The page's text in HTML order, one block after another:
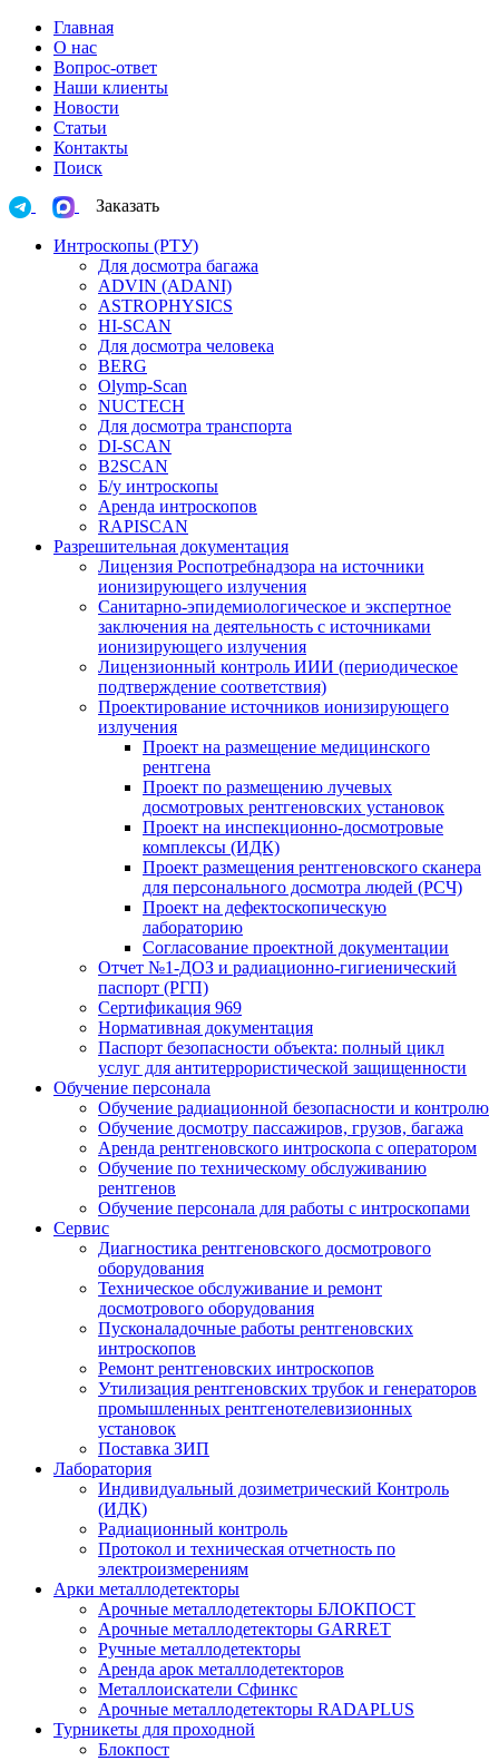
Главная
О нас
Вопрос-ответ
Наши клиенты
Новости
Статьи
Контакты
Поиск
Заказать
Интроскопы (РТУ)
Для досмотра багажа
ADVIN (ADANI)
ASTROPHYSICS
HI-SCAN
Для досмотра человека
BERG
Olymp-Scan
NUCTECH
Для досмотра транспорта
DI-SCAN
B2SCAN
Б/у интроскопы
Аренда интроскопов
RAPISCAN
Разрешительная документация
Лицензия Роспотребнадзора на источники
ионизирующего излучения
Санитарно-эпидемиологическое и экспертное
заключения на деятельность с источниками
ионизирующего излучения
Лицензионный контроль ИИИ (периодическое
подтверждение соответствия)
Проектирование источников ионизирующего
излучения
Проект на размещение медицинского
рентгена
Проект по размещению лучевых
досмотровых рентгеновских установок
Проект на инспекционно-досмотровые
комплексы (ИДК)
Проект размещения рентгеновского сканера
для персонального досмотра людей (РСЧ)
Проект на дефектоскопическую
лабораторию
Согласование проектной документации
Отчет №1-ДОЗ и радиационно-гигиенический
паспорт (РГП)
Сертификация 969
Нормативная документация
Паспорт безопасности объекта: полный цикл
услуг для антитеррористической защищенности
Обучение персонала
Обучение радиационной безопасности и контролю
Обучение досмотру пассажиров, грузов, багажа
Аренда рентгеновского интроскопа с оператором
Обучение по техническому обслуживанию
рентгенов
Обучение персонала для работы с интроскопами
Сервис
Диагностика рентгеновского досмотрового
оборудования
Техническое обслуживание и ремонт
досмотрового оборудования
Пусконаладочные работы рентгеновских
интроскопов
Ремонт рентгеновских интроскопов
Утилизация рентгеновских трубок и генераторов
промышленных рентгенотелевизионных
установок
Поставка ЗИП
Лаборатория
Индивидуальный дозиметрический Контроль
(ИДК)
Радиационный контроль
Протокол и техническая отчетность по
электроизмерениям
Арки металлодетекторы
Арочные металлодетекторы БЛОКПОСТ
Арочные металлодетекторы GARRET
Ручные металлодетекторы
Аренда арок металлодетекторов
Металлоискатели Сфинкс
Арочные металлодетекторы RADAPLUS
Турникеты для проходной
Блокпост